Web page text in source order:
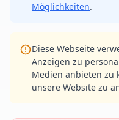
Möglichkeiten.
Diese Webseite
Anzeigen zu
Medien anbieten zu
unsere Website zu